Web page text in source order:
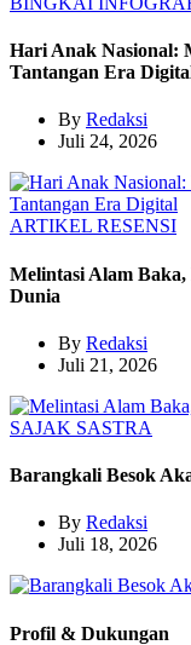
Hari Anak Nasional:
Tantangan Era
By Redaksi
Juli 24, 2026
ARTIKEL RESENSI
Melintasi Alam
Dunia
By Redaksi
Juli 21, 2026
SAJAK SASTRA
Barangkali Besok
By Redaksi
Juli 18, 2026
Profil & Dukungan